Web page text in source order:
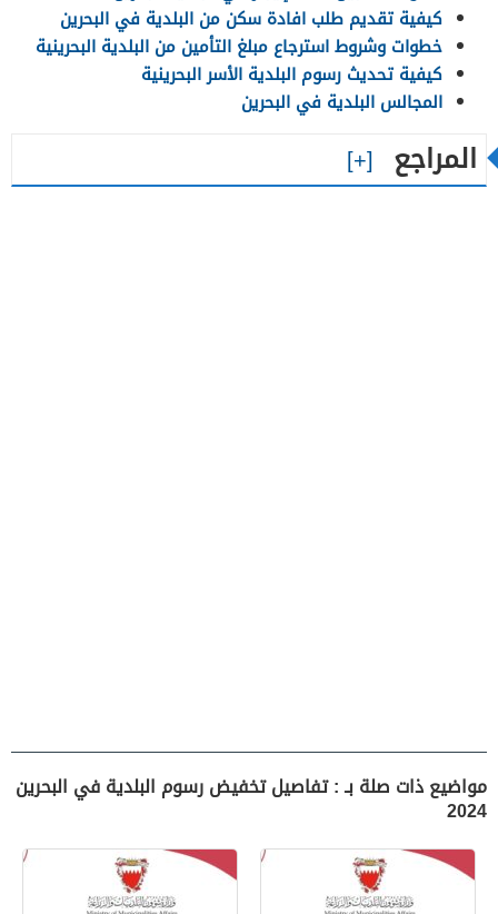
كيفية تقديم طلب افادة سكن من البلدية في البحرين
خطوات وشروط استرجاع مبلغ التأمين من البلدية البحرينية
كيفية تحديث رسوم البلدية الأسر البحرينية
المجالس البلدية في البحرين
المراجع
مواضيع ذات صلة بـ : تفاصيل تخفيض رسوم البلدية في البحرين
2024